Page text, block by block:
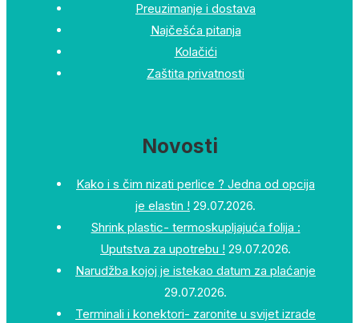
Preuzimanje i dostava
Najčešća pitanja
Kolačići
Zaštita privatnosti
Novosti
Kako i s čim nizati perlice ? Jedna od opcija
je elastin ! 29.07.2026.
Shrink plastic- termoskupljajuća folija :
Uputstva za upotrebu ! 29.07.2026.
Narudžba kojoj je istekao datum za plaćanje
29.07.2026.
Terminali i konektori- zaronite u svijet izrade